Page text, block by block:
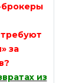
за
из